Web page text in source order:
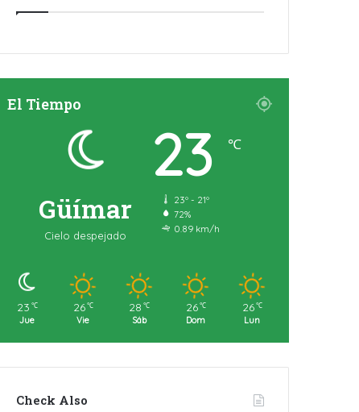
El Tiempo
Güímar
Cielo despejado
23 ℃
23º - 21º
72%
0.89 km/h
23 ℃
Jue
26 ℃
Vie
28 ℃
Sáb
26 ℃
Dom
26 ℃
Lun
Check Also